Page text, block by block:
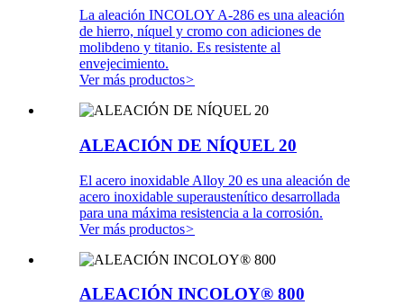
La aleación INCOLOY A-286 es una aleación
de hierro, níquel y cromo con adiciones de
molibdeno y titanio. Es resistente al
envejecimiento.
Ver más productos>
ALEACIÓN DE NÍQUEL 20
El acero inoxidable Alloy 20 es una aleación de
acero inoxidable superaustenítico desarrollada
para una máxima resistencia a la corrosión.
Ver más productos>
ALEACIÓN INCOLOY® 800